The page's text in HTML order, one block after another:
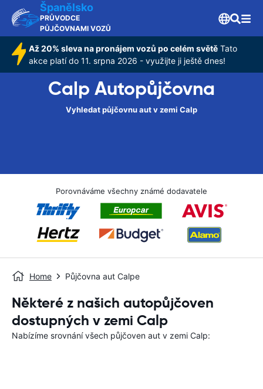
Španělsko
PRŮVODCE
PŮJČOVNAMI VOZŮ
Až 20% sleva na pronájem vozů po celém světě Tato
akce platí do 11. srpna 2026 - využijte ji ještě dnes!
Calp Autopůjčovna
Vyhledat půjčovnu aut v zemi Calp
Porovnáváme všechny známé dodavatele
Home Půjčovna aut Calpe
Některé z našich autopůjčoven
dostupných v zemi Calp
Nabízíme srovnání všech půjčoven aut v zemi Calp: